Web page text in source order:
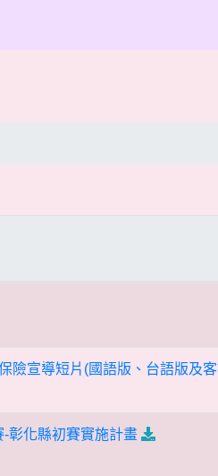
險宣導短片(國語版、台語版及
彰化縣初賽實施計畫